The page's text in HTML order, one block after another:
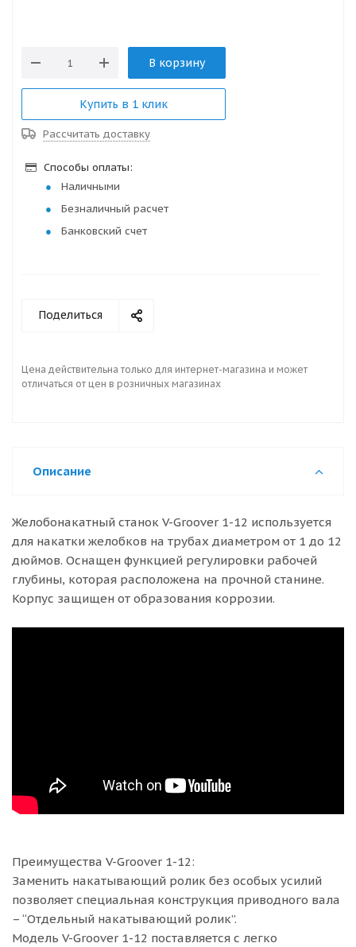
В корзину
Купить в 1 клик
Рассчитать доставку
Способы оплаты:
Наличными
Безналичный расчет
Банковский счет
Поделиться
Цена действительна только для интернет-магазина и может
отличаться от цен в розничных магазинах
Описание
Желобонакатный станок V-Groover 1-12 используется
для накатки желобков на трубах диаметром от 1 до 12
дюймов. Оснащен функцией регулировки рабочей
глубины, которая расположена на прочной станине.
Корпус защищен от образования коррозии.
Преимущества V-Groover 1-12:
Заменить накатывающий ролик без особых усилий
позволяет специальная конструкция приводного вала
– “Отдельный накатывающий ролик”.
Модель V-Groover 1-12 поставляется с легко